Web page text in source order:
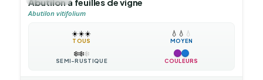
Abutilon vitifolium
☀️☀️☀️
TOUS
💧 💧 💧
MOYEN
❄️❄️❄️
SEMI-RUSTIQUE COULEURS